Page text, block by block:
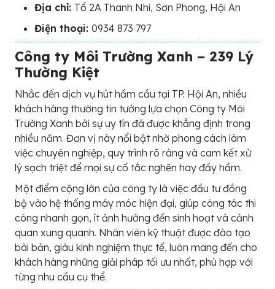
Địa chỉ: Tổ 2A Thanh Nhi, Sơn Phong, Hội An
Điện thoại: 0934 873 797
Công ty Môi Trường Xanh – 239 Lý
Thường Kiệt
Nhắc đến dịch vụ hút hầm cầu tại TP. Hội An, nhiều
khách hàng thường tin tưởng lựa chọn Công ty Môi
Trường Xanh bởi sự uy tín đã được khẳng định trong
nhiều năm. Đơn vị này nổi bật nhờ phong cách làm
việc chuyên nghiệp, quy trình rõ ràng và cam kết xử
lý sạch triệt để mọi sự cố tắc nghẽn hay đầy hầm.
Một điểm cộng lớn của công ty là việc đầu tư đồng
bộ vào hệ thống máy móc hiện đại, giúp công tác thi
công nhanh gọn, ít ảnh hưởng đến sinh hoạt và cảnh
quan xung quanh. Nhân viên kỹ thuật được đào tạo
bài bản, giàu kinh nghiệm thực tế, luôn mang đến cho
khách hàng những giải pháp tối ưu nhất, phù hợp với
từng nhu cầu cụ thể.